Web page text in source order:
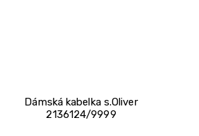
Dámská kabelka s.Oliver
2136124/9999